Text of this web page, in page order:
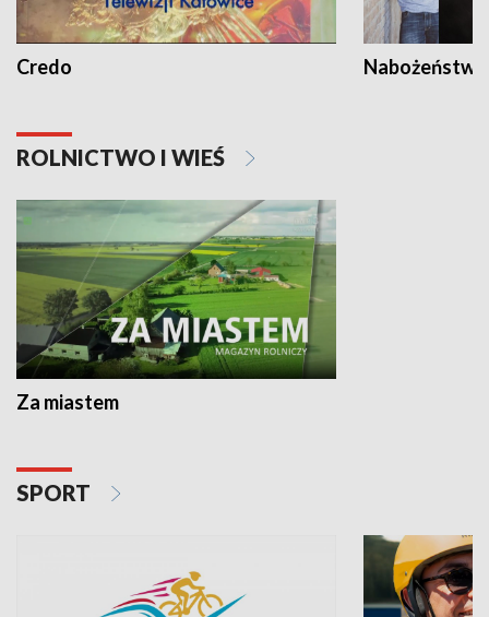
Credo
ROLNICTWO I WIEŚ
Za miastem
SPORT